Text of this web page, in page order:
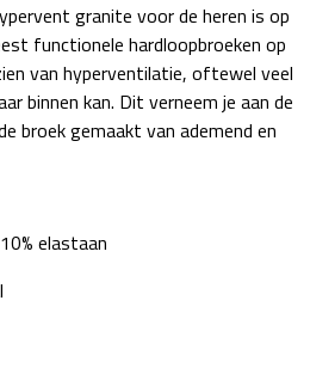
granite voor de heren is op
functionele hardloopbroeken op
van hyperventilatie, oftewel veel
binnen kan. Dit verneem je aan de
broek gemaakt van ademend en
elastaan